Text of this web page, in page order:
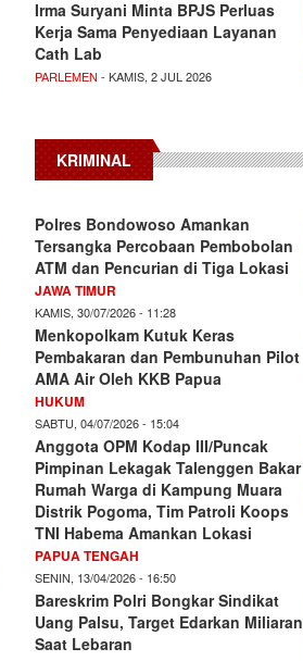
Irma Suryani Minta BPJS Perluas
Kerja Sama Penyediaan Layanan
Cath Lab
PARLEMEN - KAMIS, 2 JUL 2026
KRIMINAL
Polres Bondowoso Amankan
Tersangka Percobaan Pembobolan
ATM dan Pencurian di Tiga Lokasi
JAWA TIMUR
KAMIS, 30/07/2026 - 11:28
Menkopolkam Kutuk Keras
Pembakaran dan Pembunuhan Pilot
AMA Air Oleh KKB Papua
HUKUM
SABTU, 04/07/2026 - 15:04
Anggota OPM Kodap III/Puncak
Pimpinan Lekagak Talenggen Bakar
Rumah Warga di Kampung Muara
Distrik Pogoma, Tim Patroli Koops
TNI Habema Amankan Lokasi
PAPUA TENGAH
SENIN, 13/04/2026 - 16:50
Bareskrim Polri Bongkar Sindikat
Uang Palsu, Target Edarkan Miliaran
Saat Lebaran